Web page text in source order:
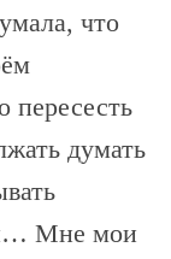
что
пересесть
думать
Мне мои